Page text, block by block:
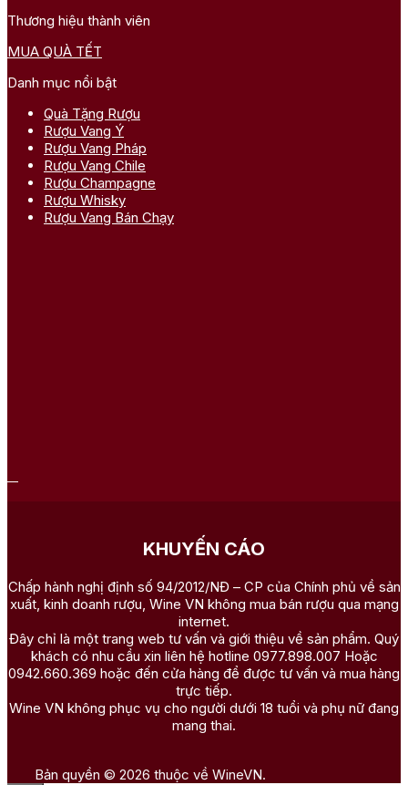
Thương hiệu thành viên
MUA QUÀ TẾT
Danh mục nổi bật
Quà Tặng Rượu
Rượu Vang Ý
Rượu Vang Pháp
Rượu Vang Chile
Rượu Champagne
Rượu Whisky
Rượu Vang Bán Chạy
KHUYẾN CÁO
Chấp hành nghị định số 94/2012/NĐ – CP của Chính phủ về sản
xuất, kinh doanh rượu, Wine VN không mua bán rượu qua mạng
internet.
Đây chỉ là một trang web tư vấn và giới thiệu về sản phẩm. Quý
khách có nhu cầu xin liên hệ hotline 0977.898.007 Hoặc
0942.660.369 hoặc đến cửa hàng để được tư vấn và mua hàng
trực tiếp.
Wine VN không phục vụ cho người dưới 18 tuổi và phụ nữ đang
mang thai.
Bản quyền © 2026 thuộc về WineVN.